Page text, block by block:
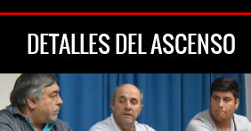
DETALLES DEL ASCENSO